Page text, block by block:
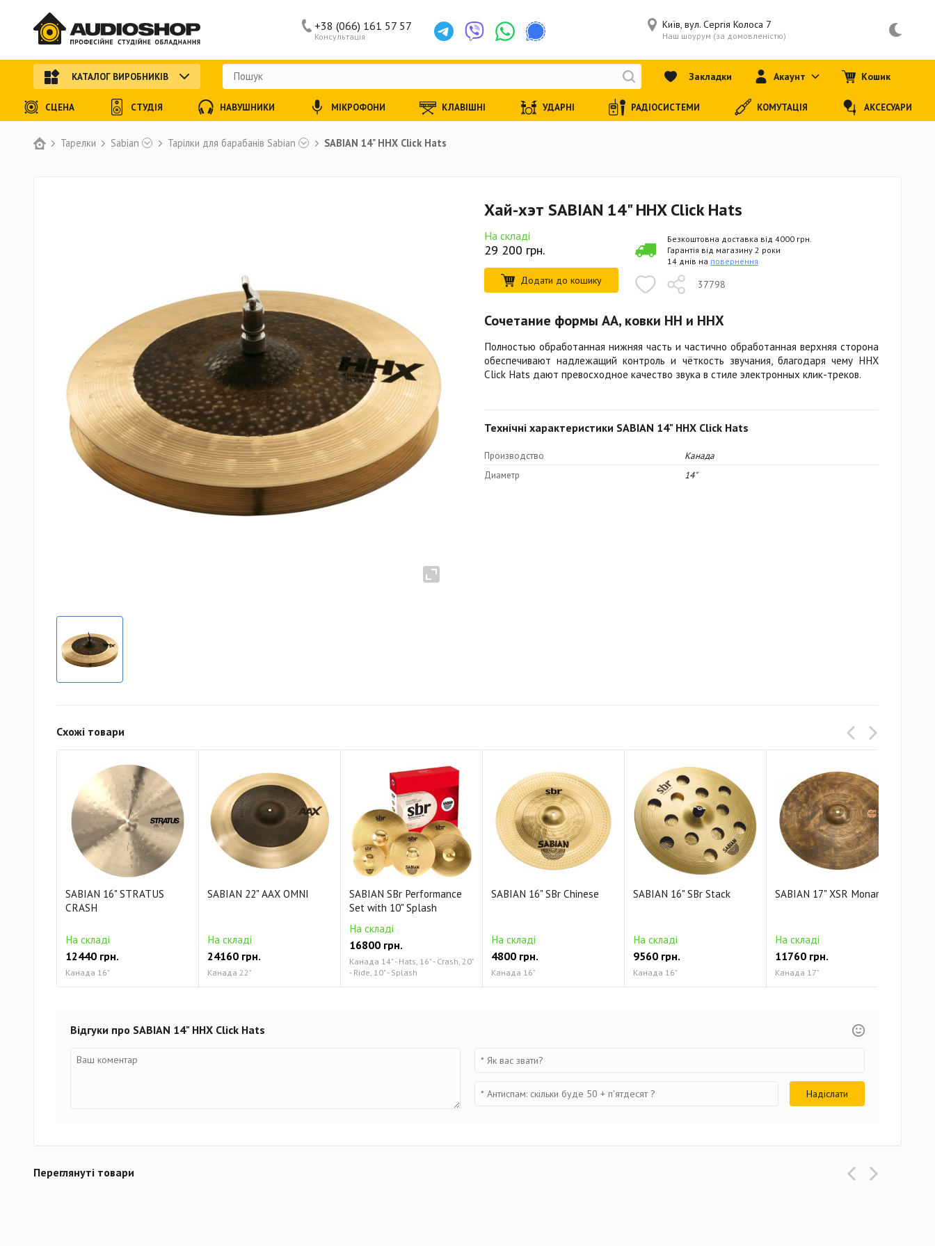
Тарелки Sabian Тарілки для барабанів Sabian SABIAN 14" HHX Click Hats
Хай-хэт SABIAN 14" HHX Click Hats
На складі
29 200 грн.
Додати до кошику 37798
Безкоштовна доставка від 4000 грн.
Гарантія від магазину 2 роки
14 днів на повернення
Сочетание формы AA, ковки HH и HHX
Полностью обработанная нижняя часть и частично обработанная верхняя сторона
обеспечивают надлежащий контроль и чёткость звучания, благодаря чему HHX
Click Hats дают превосходное качество звука в стиле электронных клик-треков.
Технічні характеристики SABIAN 14" HHX Click Hats
Производство
Канада
Диаметр
14"
Схожі товари
SABIAN 16" STRATUS
CRASH
На складі
12440 грн.
Канада 16"
SABIAN 22" AAX OMNI
На складі
24160 грн.
Канада 22"
SABIAN SBr Performance
Set with 10" Splash
На складі
16800 грн.
Канада 14" - Hats, 16" - Crash, 20"
- Ride, 10" - Splash
SABIAN 16" SBr Chinese
На складі
4800 грн.
Канада 16"
SABIAN 16" SBr Stack
На складі
9560 грн.
Канада 16"
SABIAN 17" XSR Monarch
На складі
11760 грн.
Канада 17"
Відгуки про SABIAN 14" HHX Click Hats
Переглянуті товари
Консультація
+38 (066) 161 57 57 Київ, вул. Сергія Колоса 7
Наш шоурум (за домовленістю)
КАТАЛОГ ВИРОБНИКІВ Закладки Акаунт Кошик
СЦЕНА СТУДІЯ НАВУШНИКИ МІКРОФОНИ КЛАВІШНІ УДАРНІ РАДІОСИСТЕМИ КОМУТАЦІЯ АКСЕСУАРИ